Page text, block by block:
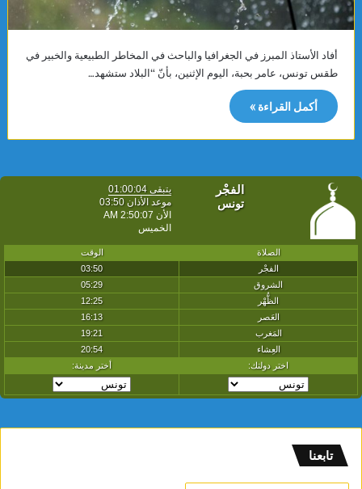
أفاد الأستاذ المبرز في الجغرافيا والباحث في المخاطر الطبيعية والخبير في
طقس تونس، عامر بحبة، اليوم الإثنين، بأنّ “البلاد ستشهد…
أكمل القراءة »
تابعنا